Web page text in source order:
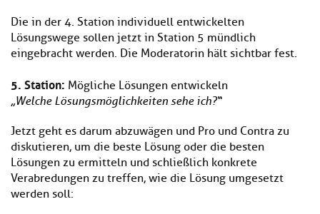
Die in der 4. Station individuell entwickelten
Lösungswege sollen jetzt in Station 5 mündlich
eingebracht werden. Die Moderatorin hält sichtbar fest.
5. Station: Mögliche Lösungen entwickeln
„Welche Lösungsmöglichkeiten sehe ich?“
Jetzt geht es darum abzuwägen und Pro und Contra zu
diskutieren, um die beste Lösung oder die besten
Lösungen zu ermitteln und schließlich konkrete
Verabredungen zu treffen, wie die Lösung umgesetzt
werden soll: